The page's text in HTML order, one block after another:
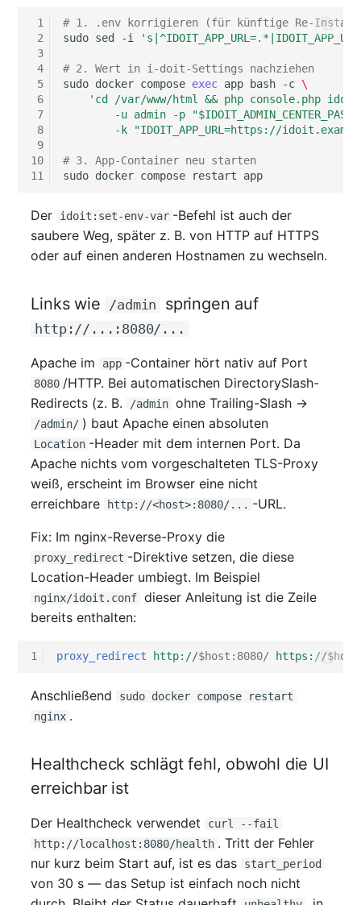
1
2
3
4
5
6
7
8
9
10
11
# 1. .env korrigieren (für künftige Re-
sudo sed -i
# 2. Wert in i-doit-Settings nachziehen
sudo docker compose exec app bash -c \
'cd /var/www/html && php console.php
-u admin -p
-k "IDOIT_APP_URL=https://
# 3. App-Container neu starten
sudo docker compose restart
Der idoit:set-env-var -Befehl ist auch der
saubere Weg, später z. B. von HTTP auf HTTPS
oder auf einen anderen Hostnamen zu wechseln.
Links wie /admin springen auf
http://...:8080/...
Apache im app -Container hört nativ auf Port
8080 /HTTP. Bei automatischen DirectorySlash-
Redirects (z. B.
/admin ohne Trailing-Slash →
/admin/ ) baut Apache einen absoluten
Location -Header mit dem internen Port. Da
Apache nichts vom vorgeschalteten TLS-Proxy
weiß, erscheint im Browser eine nicht
erreichbare
http://<host>:8080/... -URL.
Fix: Im nginx-Reverse-Proxy die
proxy_redirect -Direktive setzen, die diese
Location-Header umbiegt. Im Beispiel
nginx/idoit.conf dieser Anleitung ist die Zeile
bereits enthalten:
1 proxy_redirect http://$host:8080/ https://
Anschließend
sudo docker compose restart
nginx .
Healthcheck schlägt fehl, obwohl die UI
erreichbar ist
Der Healthcheck verwendet
curl --fail
http://localhost:8080/health . Tritt der Fehler
nur kurz beim Start auf, ist es das
start_period
von 30 s — das Setup ist einfach noch nicht